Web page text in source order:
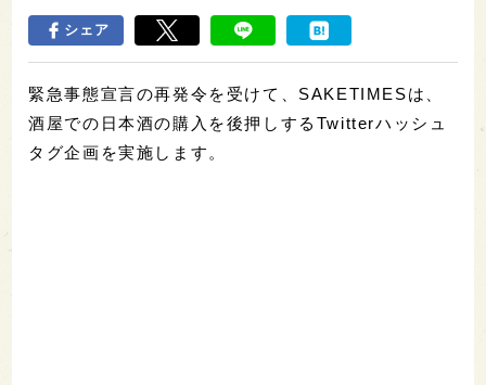
シェア
緊急事態宣言の再発令を受けて、SAKETIMESは、
酒屋での日本酒の購入を後押しするTwitterハッシュ
タグ企画を実施します。